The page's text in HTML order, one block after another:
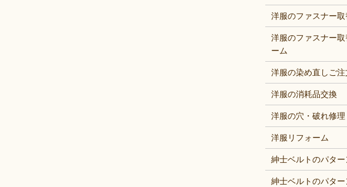
洋服のファスナー取
洋服のファスナー
ーム
洋服の染め直しご
洋服の消耗品交換
洋服の穴・破れ修理
洋服リフォーム
紳士ベルトのパタ
紳士ベルトのパタ